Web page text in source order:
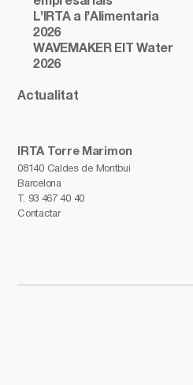
IRTA Torre Marimon
08140 Caldes de Montbui
Barcelona
T. 93 467 40 40
Contactar
L’IRTA a l’Alimentaria
2026
WAVEMAKER EIT Water
2026
Actualitat